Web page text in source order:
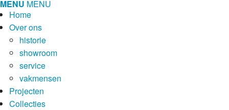
MENU MENU
Home
Over ons
historie
showroom
service
vakmensen
Projecten
Collecties